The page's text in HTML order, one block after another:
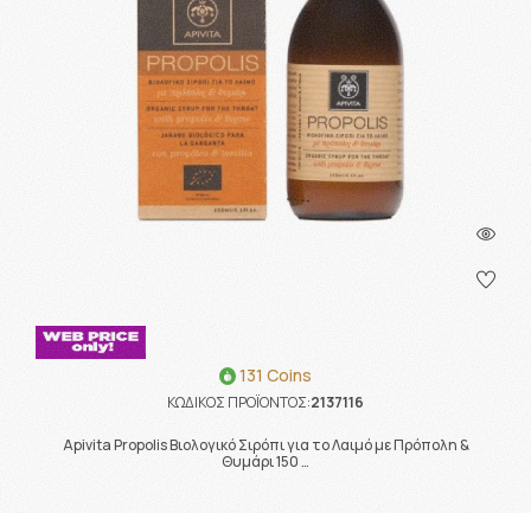
131 Coins
ΚΩΔΙΚΟΣ ΠΡΟΪΟΝΤΟΣ:2137116
Apivita Propolis Βιολογικό Σιρόπι για το Λαιμό με Πρόπολη &
Θυμάρι 150 …